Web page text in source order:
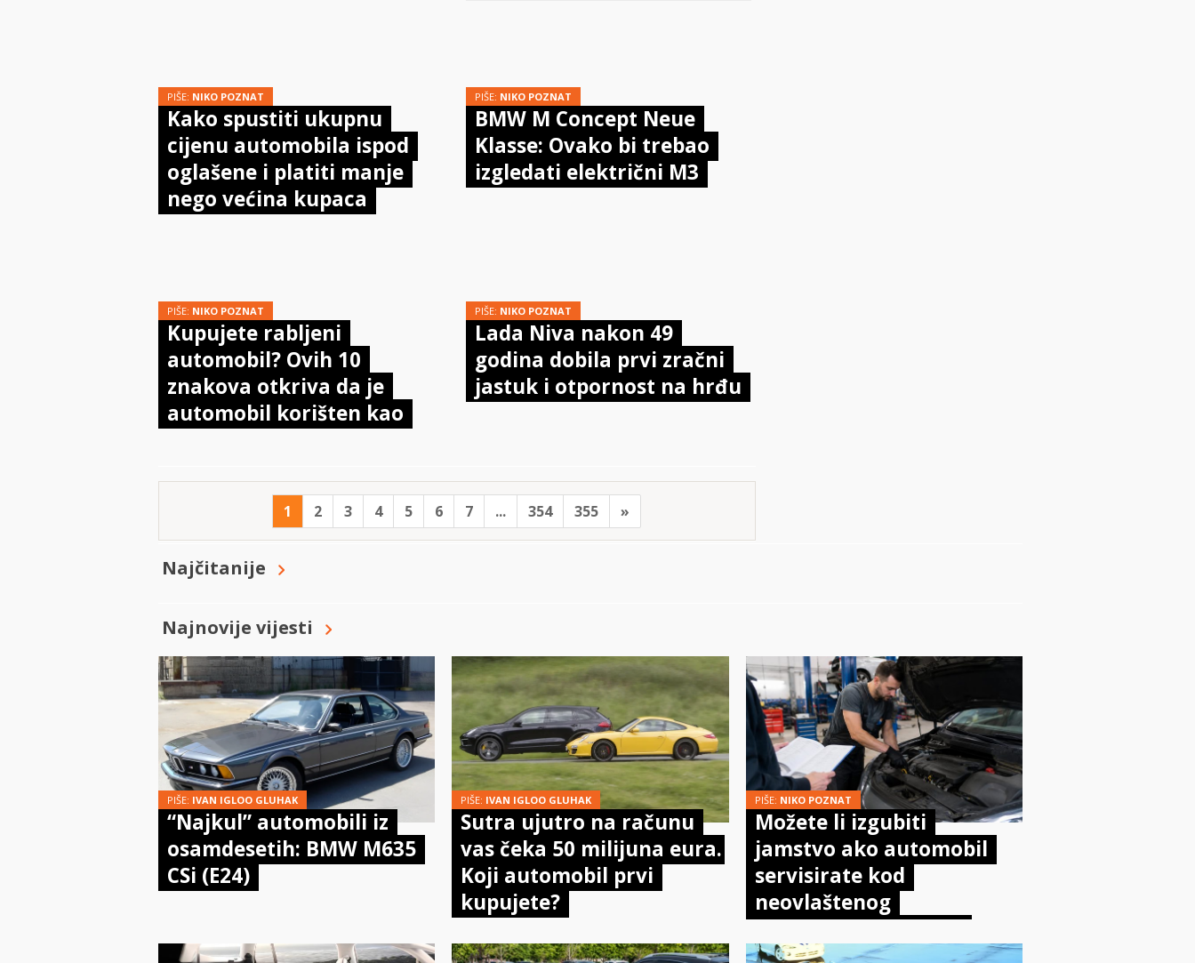
PIŠE: NIKO POZNAT
Kako spustiti ukupnu
cijenu automobila ispod
oglašene i platiti manje
nego većina kupaca
PIŠE: NIKO POZNAT
BMW M Concept Neue
Klasse: Ovako bi trebao
izgledati električni M3
PIŠE: NIKO POZNAT
Kupujete rabljeni
automobil? Ovih 10
znakova otkriva da je
automobil korišten kao
PIŠE: NIKO POZNAT
Lada Niva nakon 49
godina dobila prvi zračni
jastuk i otpornost na hrđu
1 2 3 4 5 6 7 ... 354 355 »
Najčitanije
Najnovije vijesti
PIŠE: IVAN IGLOO GLUHAK
“Najkul” automobili iz
osamdesetih: BMW M635
CSi (E24)
PIŠE: IVAN IGLOO GLUHAK
Sutra ujutro na računu
vas čeka 50 milijuna eura.
Koji automobil prvi
kupujete?
PIŠE: NIKO POZNAT
Možete li izgubiti
jamstvo ako automobil
servisirate kod
neovlaštenog
mehaničara? Evo što
doista kaže zakon